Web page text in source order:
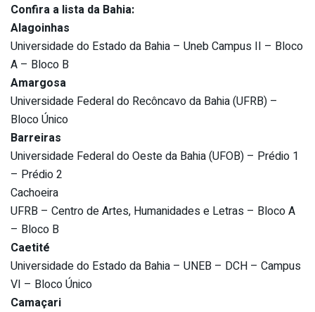
Confira a lista da Bahia:
Alagoinhas
Universidade do Estado da Bahia – Uneb Campus II – Bloco
A – Bloco B
Amargosa
Universidade Federal do Recôncavo da Bahia (UFRB) –
Bloco Único
Barreiras
Universidade Federal do Oeste da Bahia (UFOB) – Prédio 1
– Prédio 2
Cachoeira
UFRB – Centro de Artes, Humanidades e Letras – Bloco A
– Bloco B
Caetité
Universidade do Estado da Bahia – UNEB – DCH – Campus
VI – Bloco Único
Camaçari